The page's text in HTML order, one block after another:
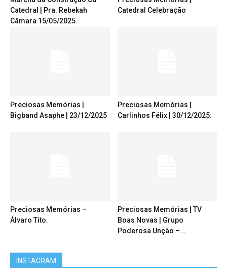
Catedral | Pra. Rebekah
Câmara 15/05/2025.
Catedral Celebração
Preciosas Memórias |
Bigband Asaphe | 23/12/2025
Preciosas Memórias |
Carlinhos Félix | 30/12/2025.
Preciosas Memórias –
Álvaro Tito.
Preciosas Memórias | TV
Boas Novas | Grupo
Poderosa Unção –...
INSTAGRAM